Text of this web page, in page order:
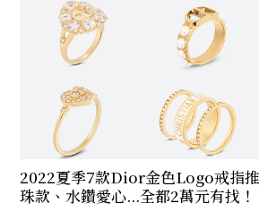
2022夏季7款Dior金色Logo戒指
珠款、水鑽愛心...全都2萬元有找！